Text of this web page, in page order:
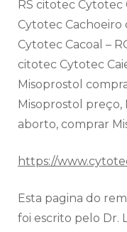
RS citotec Cytotec
Cytotec Cachoeiro
Cytotec Cacoal –
citotec Cytotec
Misoprostol
Misoprostol preço,
aborto, comprar
https://
Esta pagina do
foi escrito pelo Dr.